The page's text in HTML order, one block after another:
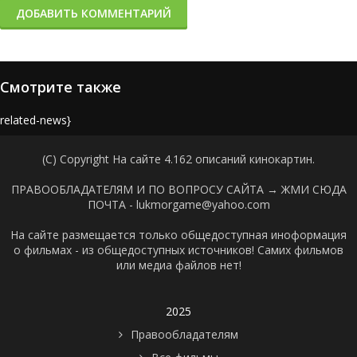
ДОБАВИТЬ КОММЕНТАРИЙ
Смотрите также
news}
(C) Copyright На сайте 4.162 описаний кинокартин.
ПРАВООБЛАДАТЕЛЯМ И ПО ВОПРОСУ САЙТА → ЖМИ СЮДА
ПОЧТА - lukmorgame@yahoo.com
На сайте размещается только общедоступная иноформация
о фильмах - из общедоступных источников! Самих фильмов
или медиа файлов нет!
2025
Правообладателям